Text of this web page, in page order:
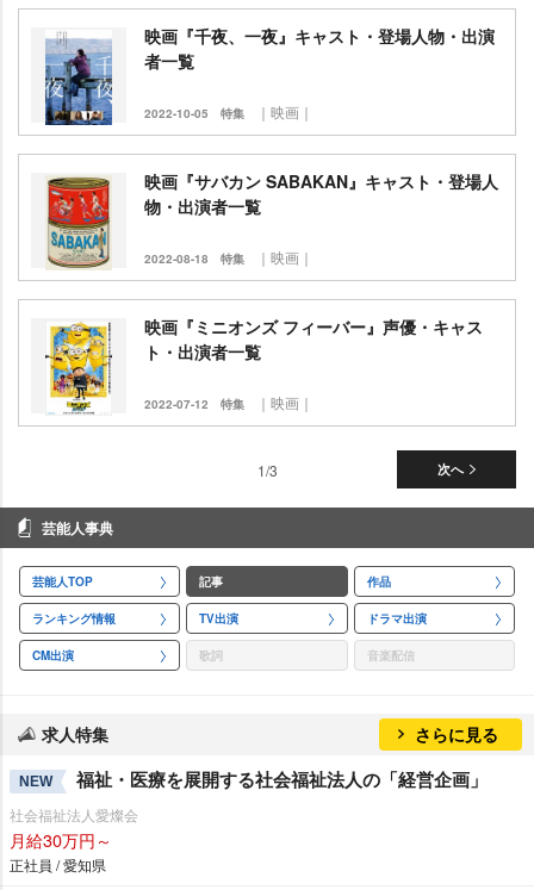
映画『千夜、一夜』キャスト・登場人物・出演
者一覧
2022-10-05 特集 ｜映画｜
映画『サバカン SABAKAN』キャスト・登場人
物・出演者一覧
2022-08-18 特集 ｜映画｜
映画『ミニオンズ フィーバー』声優・キャス
ト・出演者一覧
2022-07-12 特集 ｜映画｜
次へ
1/3
芸能人事典
芸能人TOP 記事 作品
ランキング情報 TV出演 ドラマ出演
CM出演 歌詞 音楽配信
求人特集 さらに見る
NEW 福祉・医療を展開する社会福祉法人の「経営企画」
社会福祉法人愛燦会
月給30万円～
正社員 / 愛知県